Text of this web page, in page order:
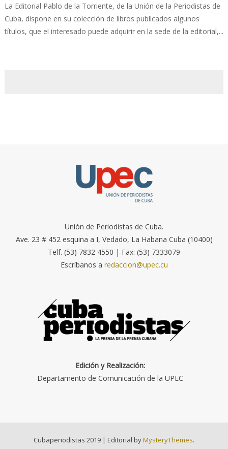
La Editorial Pablo de la Torriente, de la Unión de la Periodistas de
Cuba, dispone en su colección de libros publicados algunos
títulos, que el interesado puede adquirir en la sede de la editorial,...
Unión de Periodistas de Cuba.
Ave. 23 # 452 esquina a I, Vedado, La Habana Cuba (10400)
Telf. (53) 7832 4550 | Fax: (53) 7333079
Escríbanos a redaccion@upec.cu
Edición y Realización:
Departamento de Comunicación de la UPEC
Cubaperiodistas 2019 | Editorial byMysteryThemes.